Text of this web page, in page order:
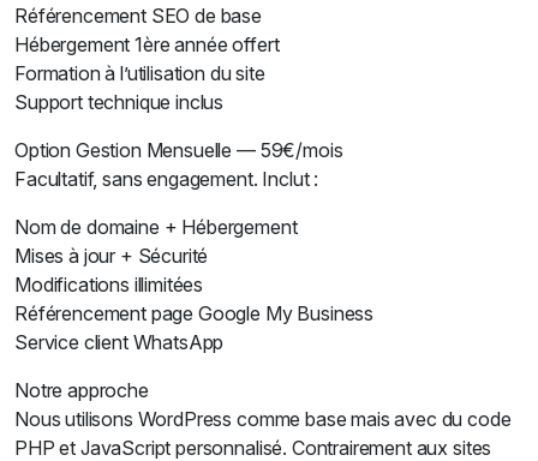
Référencement SEO de base
Hébergement 1ère année offert
Formation à l’utilisation du site
Support technique inclus
Option Gestion Mensuelle — 59€/mois
Facultatif, sans engagement. Inclut :
Nom de domaine + Hébergement
Mises à jour + Sécurité
Modifications illimitées
Référencement page Google My Business
Service client WhatsApp
Notre approche
Nous utilisons WordPress comme base mais avec du code
PHP et JavaScript personnalisé. Contrairement aux sites